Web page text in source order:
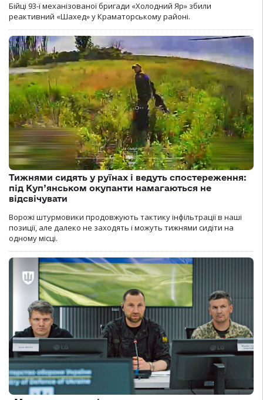
Бійці 93-ї механізованої бригади «Холодний Яр» збили
реактивний «Шахед» у Краматорському районі.
Тижнями сидять у руїнах і ведуть спостереження:
під Куп’янськом окупанти намагаються не
відсвічувати
Ворожі штурмовики продовжують тактику інфільтрації в наші
позиції, але далеко не заходять і можуть тижнями сидіти на
одному місці.